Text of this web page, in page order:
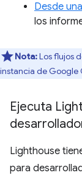
Desde
los
Nota:Los flujos
instancia de Google
Ejecuta
Lighthouse
para